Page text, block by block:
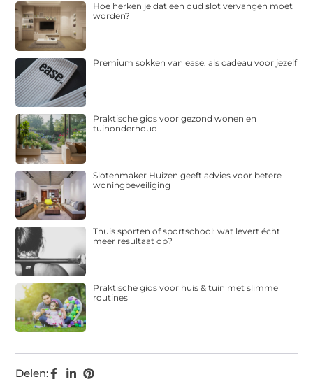
Delen:
Hoe herken je dat een oud slot vervangen moet
worden?
Premium sokken van ease. als cadeau voor jezelf
Praktische gids voor gezond wonen en
tuinonderhoud
Slotenmaker Huizen geeft advies voor betere
woningbeveiliging
Thuis sporten of sportschool: wat levert écht
meer resultaat op?
Praktische gids voor huis & tuin met slimme
routines